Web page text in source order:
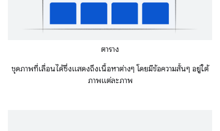
ตาราง
ชุดภาพที่เลื่อนได้ซึ่งแสดงถึงเนื้อหาต่างๆ โดยมีข้อความสั้นๆ อยู่ใต้
ภาพแต่ละภาพ